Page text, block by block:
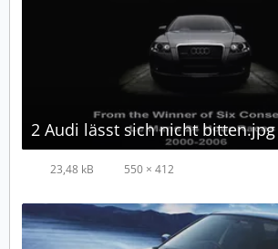
2 Audi lässt sich nicht bitten.jpg
23,48 kB 550 × 412